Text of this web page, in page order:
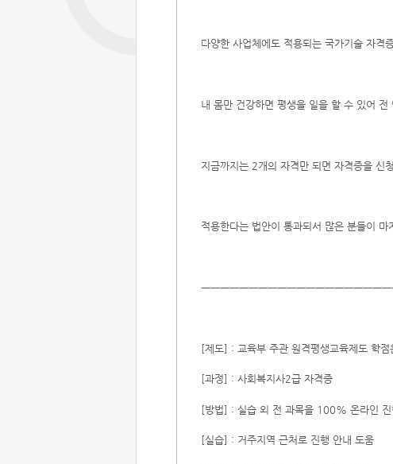
다양한 사업체에도 적용되는 국가기술 자격
내 몸만 건강하면 평생을 일을 할 수 있어 전
지금까지는 2개의 자격만 되면 자격증을
적용한다는 법안이 통과되서 많은 분들이
ㅡㅡㅡㅡㅡㅡㅡㅡㅡㅡㅡㅡㅡㅡㅡㅡㅡㅡㅡ
[제도] : 교육부 주관 원격평생교육제도 학점
[과정] : 사회복지사2급 자격증
[방법] : 실습 외 전 과목을 100% 온라인 진
[실습] : 거주지역 근처로 진행 안내 도움